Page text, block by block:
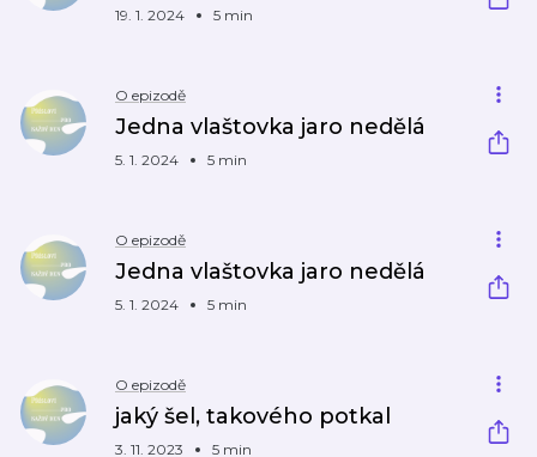
19. 1. 2024 5 min
O epizodě
Jedna vlaštovka jaro nedělá
5. 1. 2024 5 min
O epizodě
Jedna vlaštovka jaro nedělá
5. 1. 2024 5 min
O epizodě
jaký šel, takového potkal
3. 11. 2023 5 min